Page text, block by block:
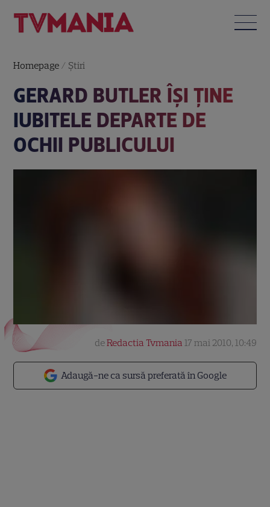
Homepage / Știri
GERARD BUTLER ÎŞI ŢINE
IUBITELE DEPARTE DE
OCHII PUBLICULUI
Adaugă-ne ca sursă preferată în Google
deRedactia Tvmania 17 mai 2010, 10:49